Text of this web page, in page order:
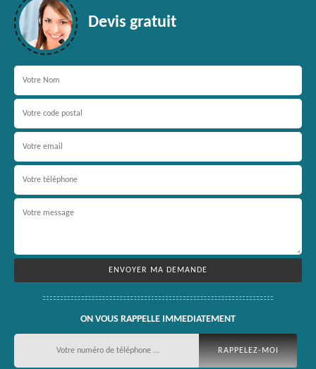
Devis gratuit
ON VOUS RAPPELLE IMMEDIATEMENT